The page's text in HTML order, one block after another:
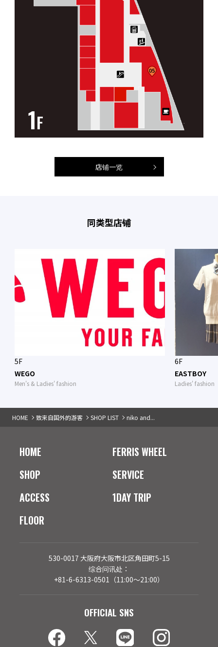
1F
店铺一览
同类型店铺
5F
WEGO
Men's & Ladies' fashion
6F
EASTBOY
Ladies' fashion
HOME 致来自国外的游客 SHOP LIST niko and...
HOME
SHOP
ACCESS
FLOOR
FERRIS WHEEL
SERVICE
1DAY TRIP
530-0017 大阪府大阪市北区角田町5-15
综合问讯处：
+81-6-6313-0501（11:00～21:00）
OFFICIAL SNS